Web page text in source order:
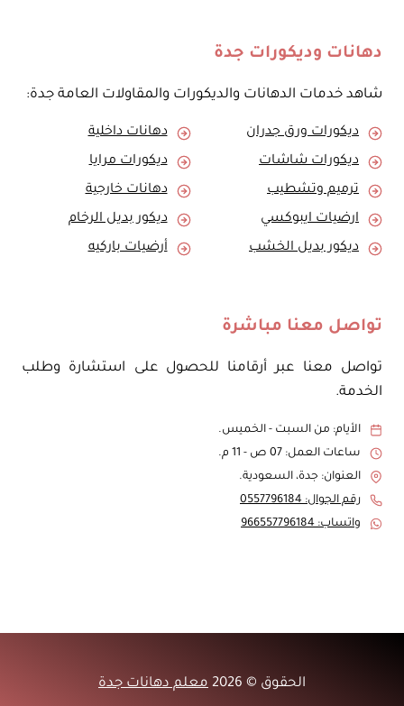
دهانات وديكورات جدة
شاهد خدمات الدهانات والديكورات والمقاولات العامة جدة:
ديكورات ورق جدران
دهانات داخلية
ديكورات شاشات
ديكورات مرايا
ترميم وتشطيب
دهانات خارجية
ارضيات ايبوكسي
ديكور بديل الرخام
ديكور بديل الخشب
أرضيات باركيه
تواصل معنا مباشرة
تواصل معنا عبر أرقامنا للحصول على استشارة وطلب
الخدمة.
الأيام: من السبت - الخميس.
ساعات العمل: 07 ص - 11 م.
العنوان: جدة، السعودية.
رقم الجوال: 0557796184
واتساب: 966557796184
الحقوق © 2026 معلم دهانات جدة